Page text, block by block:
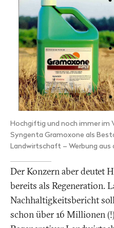
Hochgiftig und noch immer im
Syngenta Gramoxone als
Landwirtschaft – Werbung aus
Der Konzern aber deutet
bereits als Regeneration.
Nachhaltigkeitsbericht
schon über 16 Millionen